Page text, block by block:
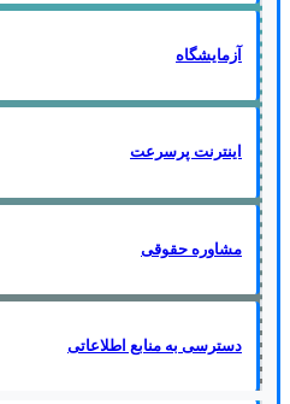
آزمایشگاه
اینترنت پرسرعت
مشاوره حقوقی
دسترسی به منابع اطلاعاتی